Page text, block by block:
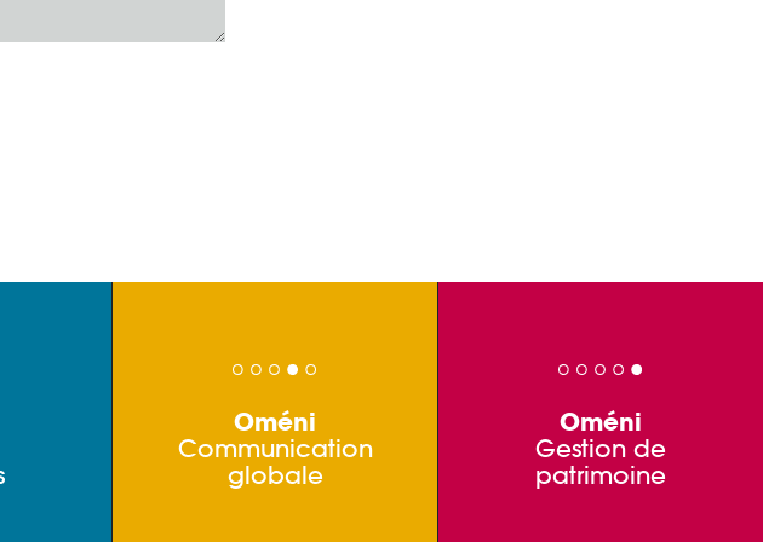
Oméni
Communication
globale
Oméni
Gestion de
patrimoine